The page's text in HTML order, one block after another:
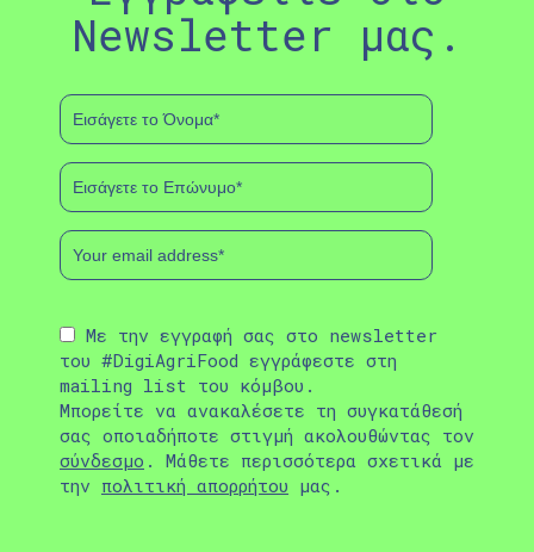
Newsletter μας.
Με την εγγραφή σας στο newsletter
του #DigiAgriFood εγγράφεστε στη
mailing list του κόμβου.
Μπορείτε να ανακαλέσετε τη συγκατάθεσή
σας οποιαδήποτε στιγμή ακολουθώντας τον
σύνδεσμο . Μάθετε περισσότερα σχετικά με
την πολιτική απορρήτου μας.